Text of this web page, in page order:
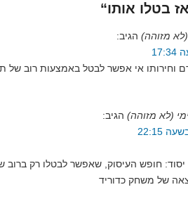
מזוהה) הגיב:
וחירותו אי אפשר לבטל באמצעות רוב
(לא מזוהה) הגיב:
יסוד: חופש העיסוק, שאפשר לבטלו רק ברוב